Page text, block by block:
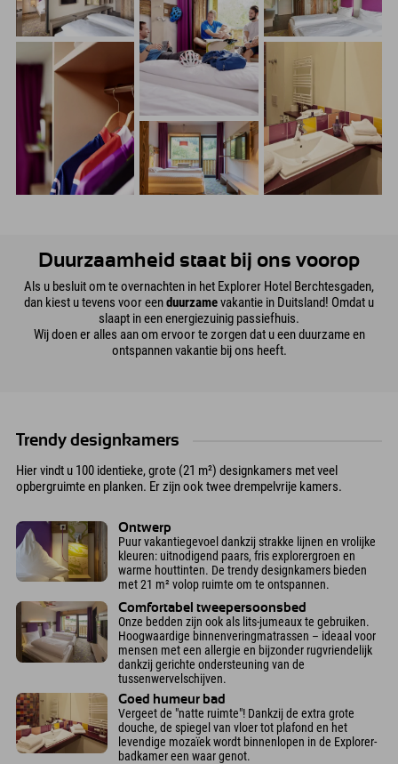
Duurzaamheid staat bij ons voorop
Als u besluit om te overnachten in het Explorer Hotel Berchtesgaden,
dan kiest u tevens voor eenduurzamevakantie in Duitsland! Omdat u
slaapt in een energiezuinig passiefhuis.
Wij doen er alles aan om ervoor te zorgen dat u een duurzame en
ontspannen vakantie bij ons heeft.
Trendy designkamers
Hier vindt u 100 identieke, grote (21 m²) designkamers met veel
opbergruimte en planken. Er zijn ook twee drempelvrije kamers.
Ontwerp
Puur vakantiegevoel dankzij strakke lijnen en vrolijke
kleuren: uitnodigend paars, fris explorergroen en
warme houttinten. De trendy designkamers bieden
met 21 m² volop ruimte om te ontspannen.
Comfortabel tweepersoonsbed
Onze bedden zijn ook als lits-jumeaux te gebruiken.
Hoogwaardige binnenveringmatrassen – ideaal voor
mensen met een allergie en bijzonder rugvriendelijk
dankzij gerichte ondersteuning van de
tussenwervelschijven.
Goed humeur bad
Vergeet de "natte ruimte"! Dankzij de extra grote
douche, de spiegel van vloer tot plafond en het
levendige mozaïek wordt binnenlopen in de Explorer-
badkamer een waar genot.